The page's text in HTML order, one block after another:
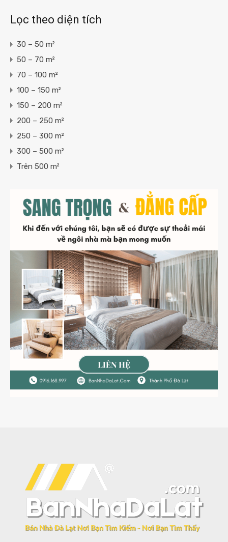
Lọc theo diện tích
30 – 50 m²
50 – 70 m²
70 – 100 m²
100 – 150 m²
150 – 200 m²
200 – 250 m²
250 – 300 m²
300 – 500 m²
Trên 500 m²